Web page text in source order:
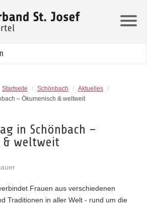
Startseite / Schönbach / Aktuelles
/
– Ökumenisch & weltweit
in Schönbach –
& weltweit
Frauen aus verschiedenen
Traditionen in aller Welt - rund um die